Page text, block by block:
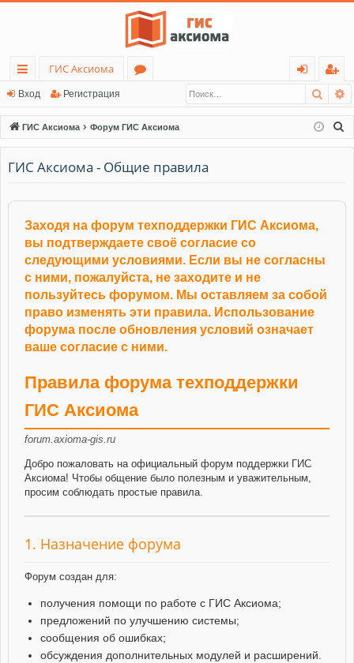
с
ы
лк
и
ГИС Аксиома
ру
м
ы
д
ег
ис
тр
Вход Регистрация
ГИС Аксиома Форум ГИС Аксиома
ГИС Аксиома - Общие правила
Заходя на форум техподдержки ГИС Аксиома,
вы подтверждаете своё согласие со
следующими условиями. Если вы не согласны
с ними, пожалуйста, не заходите и не
пользуйтесь форумом. Мы оставляем за собой
право изменять эти правила. Использование
форума после обновления условий означает
ваше согласие с ними.
Правила форума техподдержки
ГИС Аксиома
forum.axioma-gis.ru
Добро пожаловать на официальный форум поддержки ГИС
Аксиома! Чтобы общение было полезным и уважительным,
просим соблюдать простые правила.
1. Назначение форума
Форум создан для:
получения помощи по работе с ГИС Аксиома;
предложений по улучшению системы;
сообщения об ошибках;
обсуждения дополнительных модулей и расширений.